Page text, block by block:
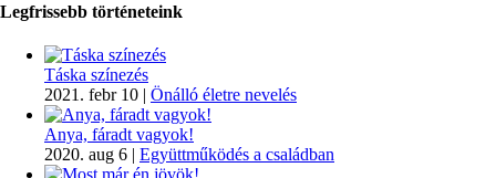
Legfrissebb történeteink
Táska színezés
2021. febr 10 | Önálló életre nevelés
Anya, fáradt vagyok!
2020. aug 6 | Együttműködés a családban